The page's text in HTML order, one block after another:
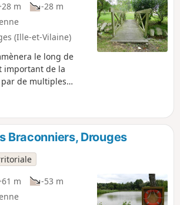
m
-28 m
(Ille-et-Vilaine)
le long de
important de la
de multiples
Se fait aussi
Braconniers, Drouges
m
-53 m